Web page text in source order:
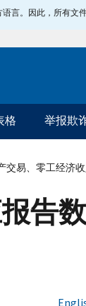
言。因此，所有文
格 举报欺
交易、零工经济
告